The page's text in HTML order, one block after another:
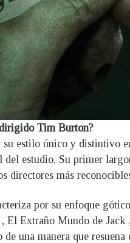
Tim Burton?
estilo único y distintivo
del estudio. Su primer
directores más
por su enfoque
El Extraño Mundo de
una manera que